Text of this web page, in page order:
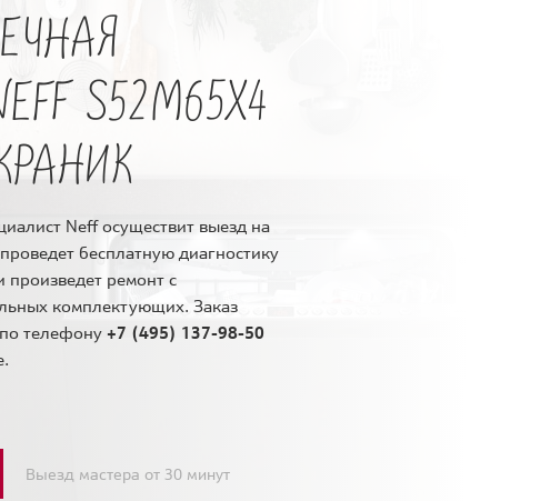
S52M65X4
Neff осуществит выезд на
бесплатную диагностику
ремонт с
комплектующих. Заказ
телефону +7 (495) 137-98-50
Выезд мастера от 30 минут